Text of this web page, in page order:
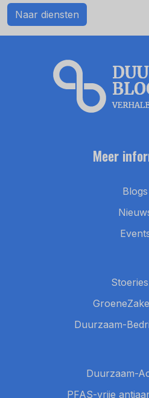
Naar diensten
Meer
Blogs
Duurzaam-
Duurzaam-
PFAS-vrije